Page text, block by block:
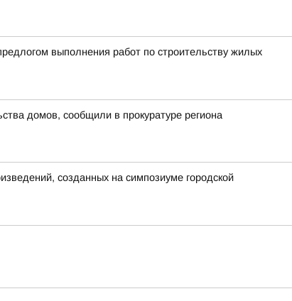
выполнения работ по строительству жилых
домов, сообщили в прокуратуре региона
созданных на симпозиуме городской